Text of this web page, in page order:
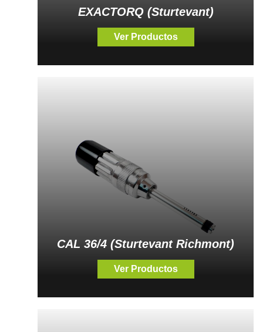
EXACTORQ (Sturtevant)
Ver Productos
CAL 36/4 (Sturtevant Richmont)
Ver Productos